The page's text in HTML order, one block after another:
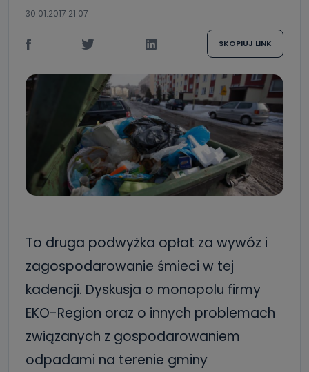
30.01.2017 21:07
SKOPIUJ LINK
To druga podwyżka opłat za wywóz i
zagospodarowanie śmieci w tej
kadencji. Dyskusja o monopolu firmy
EKO-Region oraz o innych problemach
związanych z gospodarowaniem
odpadami na terenie gminy